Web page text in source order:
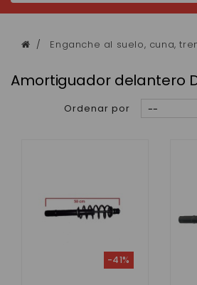
Enganche al suelo, cuna,
Amortiguador delantero
Ordenar por
-41%